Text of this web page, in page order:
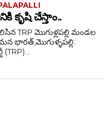
కృషి చేస్తాం..
TRP మొగుళ్లపల్లి మండల